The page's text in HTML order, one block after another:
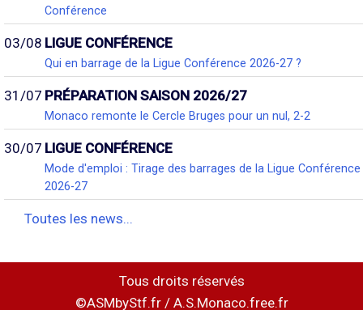
Conférence
03/08 LIGUE CONFÉRENCE
Qui en barrage de la Ligue Conférence 2026-27 ?
31/07 PRÉPARATION SAISON 2026/27
Monaco remonte le Cercle Bruges pour un nul, 2-2
30/07 LIGUE CONFÉRENCE
Mode d'emploi : Tirage des barrages de la Ligue Conférence
2026-27
Toutes les news...
Tous droits réservés
©ASMbyStf.fr / A.S.Monaco.free.fr